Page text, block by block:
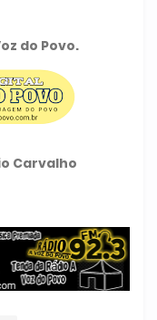
do Povo.
Carvalho